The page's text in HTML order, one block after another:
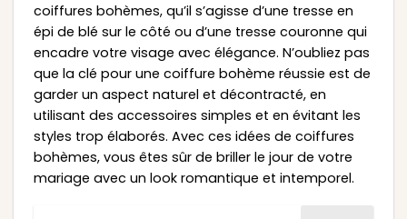
coiffures bohèmes, qu’il s’agisse d’une tresse en
épi de blé sur le côté ou d’une tresse couronne qui
encadre votre visage avec élégance. N’oubliez pas
que la clé pour une coiffure bohème réussie est de
garder un aspect naturel et décontracté, en
utilisant des accessoires simples et en évitant les
styles trop élaborés. Avec ces idées de coiffures
bohèmes, vous êtes sûr de briller le jour de votre
mariage avec un look romantique et intemporel.